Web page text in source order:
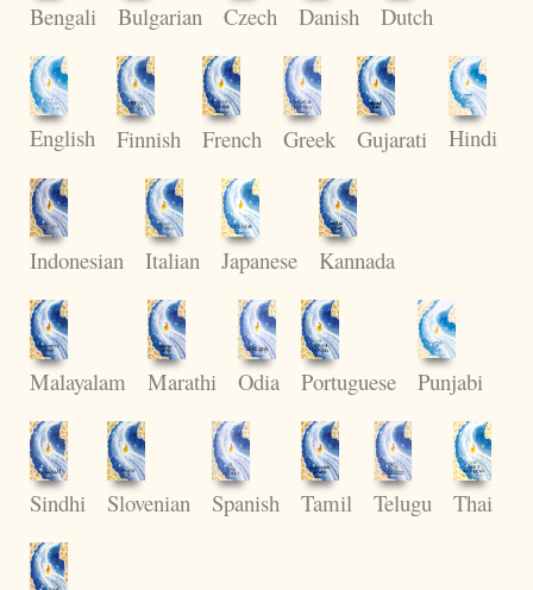
Bengali Bulgarian Czech Danish Dutch
English Finnish French Greek Gujarati Hindi
Indonesian Italian Japanese Kannada
Malayalam Marathi Odia Portuguese Punjabi
Sindhi Slovenian Spanish Tamil Telugu Thai